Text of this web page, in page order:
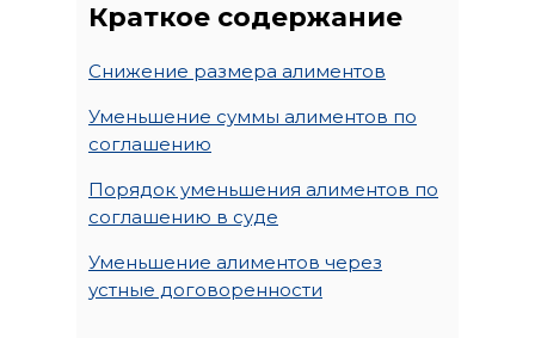
Краткое содержание
Снижение размера алиментов
Уменьшение суммы алиментов по
соглашению
Порядок уменьшения алиментов по
соглашению в суде
Уменьшение алиментов через
устные договоренности